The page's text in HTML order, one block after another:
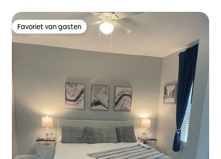
Favoriet van gasten
Favoriet van gasten